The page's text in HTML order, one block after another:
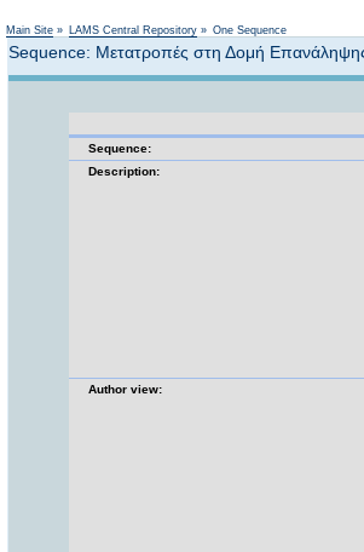
Main Site » LAMS Central Repository » One Sequence
Sequence: Μετατροπές στη Δομή
Sequence:
Description:
Author view: